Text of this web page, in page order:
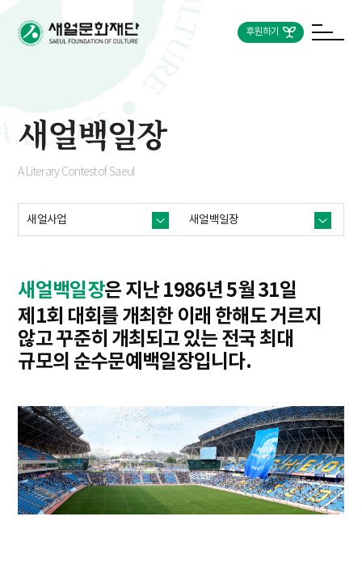
후원하기
새얼백일장
A Literary Contest of Saeul
새얼사업 새얼백일장
새얼백일장은 지난 1986년 5월 31일
제1회 대회를 개최한 이래 한해도 거르지
않고 꾸준히 개최되고 있는 전국 최대
규모의 순수문예백일장입니다.